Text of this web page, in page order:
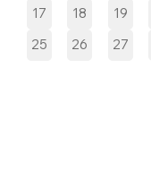
17
18 19
25
26 27